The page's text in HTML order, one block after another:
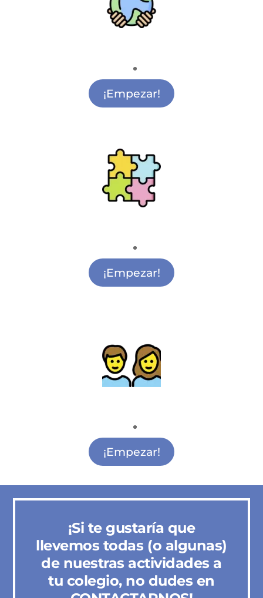
Actividades de Medio Ambiente Vicálvaro
¡Empezar!
Actividades para Ludoteca Vicálvaro
¡Empezar!
Actividades para Madres y Padres Vicálvaro
¡Empezar!
¡Si te gustaría que
llevemos todas (o algunas)
de nuestras actividades a
tu colegio, no dudes en